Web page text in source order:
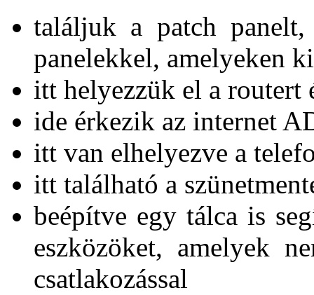
találjuk a patch
panelekkel, amelyeken
itt helyezzük el a routert
ide érkezik az internet
itt van elhelyezve a
itt található a
beépítve egy tálca is
eszközöket, amelyek
csatlakozással